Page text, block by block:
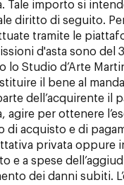
Tale importo si
diritto di seguito.
tramite le
d'asta sono del
lo Studio d’Arte
il bene al
dell’acquirente il
agire per ottenere
di acquisto e di
privata oppure
e a spese
dei danni subiti.